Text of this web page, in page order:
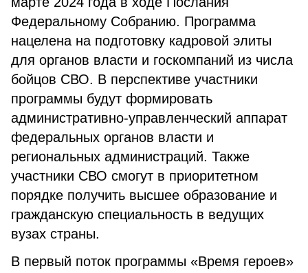
Федеральному Собранию. Программа
нацелена на подготовку кадровой элиты
для органов власти и госкомпаний из числа
бойцов СВО. В перспективе участники
программы будут формировать
административно-управленческий аппарат
федеральных органов власти и
региональных администраций. Также
участники СВО смогут в приоритетном
порядке получить высшее образование и
гражданскую специальность в ведущих
вузах страны.
В первый поток программы «Время героев»